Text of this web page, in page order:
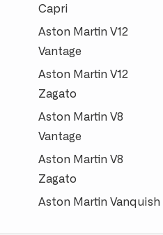
Capri
Aston Martin V12
Vantage
Aston Martin V12
Zagato
Aston Martin V8
Vantage
Aston Martin V8
Zagato
Aston Martin Vanquish